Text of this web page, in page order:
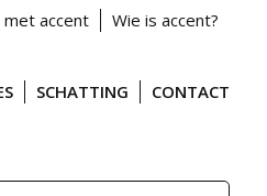
met accent Wie is accent?
SCHATTING CONTACT